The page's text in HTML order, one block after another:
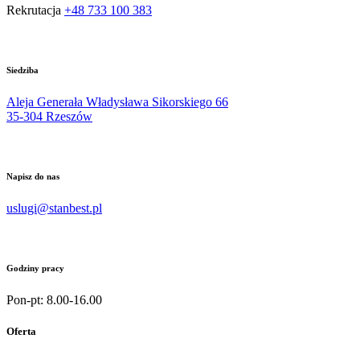
Rekrutacja +48 733 100 383
Siedziba
Aleja Generała Władysława Sikorskiego 66
35-304 Rzeszów
Napisz do nas
uslugi@stanbest.pl
Godziny pracy
Pon-pt: 8.00-16.00
Oferta